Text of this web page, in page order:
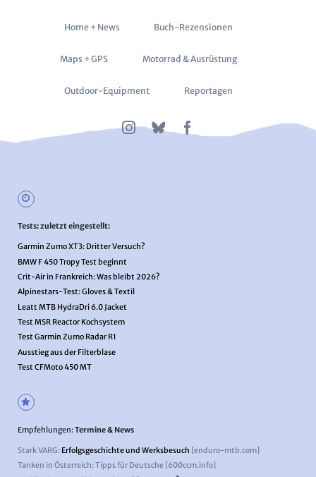
Navigation
Home + News Buch-Rezensionen
Maps + GPS Motorrad & Ausrüstung
Outdoor-Equipment Reportagen
Tests: zuletzt eingestellt:
Garmin Zumo XT3: Dritter Versuch?
BMW F 450 Tropy Test beginnt
Crit-Air in Frankreich: Was bleibt 2026?
Alpinestars-Test: Gloves & Textil
Leatt MTB HydraDri 6.0 Jacket
Test MSR Reactor Kochsystem
Test Garmin Zumo Radar R1
Ausstieg aus der Filterblase
Test CFMoto 450 MT
Empfehlungen:Termine & News
Stark VARG: Erfolgsgeschichte und Werksbesuch [enduro-mtb.com]
Tanken in Österreich: Tipps für Deutsche [600ccm.info]